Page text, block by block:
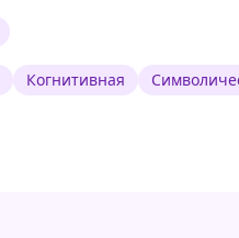
Когнитивная